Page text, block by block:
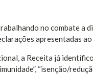
no combate a
apresentadas
a Receita já
“isenção/